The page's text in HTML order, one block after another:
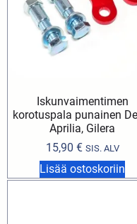
Iskunvaimentimen
korotuspala punainen
Aprilia, Gilera
15,90 € SIS. ALV
Lisää ostoskoriin